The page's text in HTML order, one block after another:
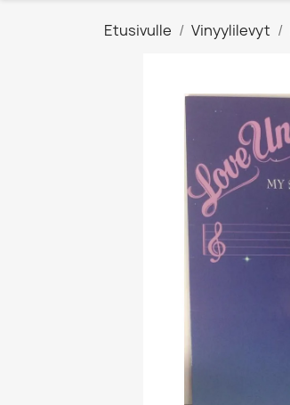
Etusivulle Vinyylilevyt